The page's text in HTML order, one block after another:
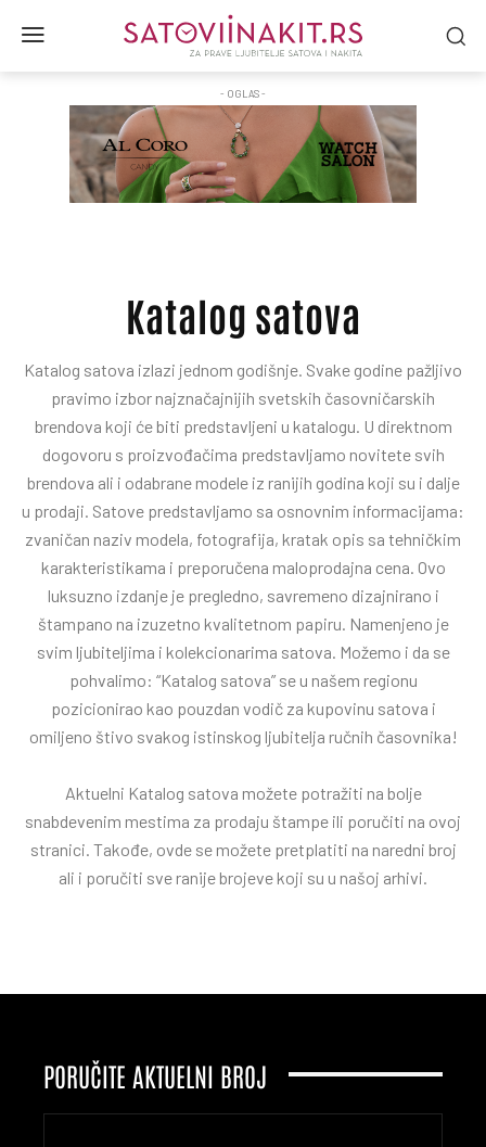
- OGLAS -
Katalog satova
Katalog satova izlazi jednom godišnje. Svake godine pažljivo
pravimo izbor najznačajnijih svetskih časovničarskih
brendova koji će biti predstavljeni u katalogu. U direktnom
dogovoru s proizvođačima predstavljamo novitete svih
brendova ali i odabrane modele iz ranijih godina koji su i dalje
u prodaji. Satove predstavljamo sa osnovnim informacijama:
zvaničan naziv modela, fotografija, kratak opis sa tehničkim
karakteristikama i preporučena maloprodajna cena. Ovo
luksuzno izdanje je pregledno, savremeno dizajnirano i
štampano na izuzetno kvalitetnom papiru. Namenjeno je
svim ljubiteljima i kolekcionarima satova. Možemo i da se
pohvalimo: “Katalog satova” se u našem regionu
pozicionirao kao pouzdan vodič za kupovinu satova i
omiljeno štivo svakog istinskog ljubitelja ručnih časovnika!
Aktuelni Katalog satova možete potražiti na bolje
snabdevenim mestima za prodaju štampe ili poručiti na ovoj
stranici. Takođe, ovde se možete pretplatiti na naredni broj
ali i poručiti sve ranije brojeve koji su u našoj arhivi.
PORUČITE AKTUELNI BROJ